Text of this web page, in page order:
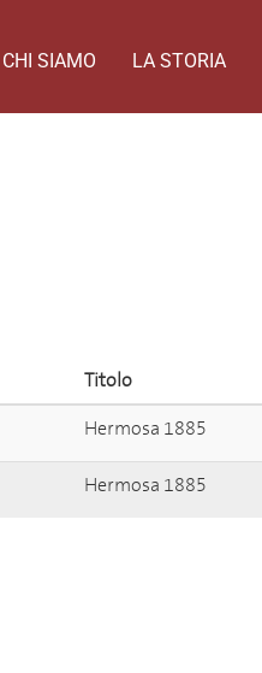
CHI SIAMO LA STORIA
Titolo
Hermosa 1885
Hermosa 1885